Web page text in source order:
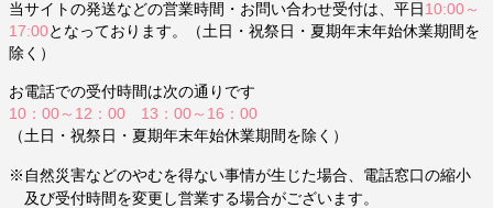
当サイトの発送などの営業時間・お問い合わせ受付は、平日 10:00～
17:00となっております。（土日・祝祭日・夏期年末年始休業期間を
除く）
お電話での受付時間は次の通りです
10：00～12：00 13：00～16：00
（土日・祝祭日・夏期年末年始休業期間を除く）
※自然災害などのやむを得ない事情が生じた場合、電話窓口の縮小
及び受付時間を変更し営業する場合がございます。